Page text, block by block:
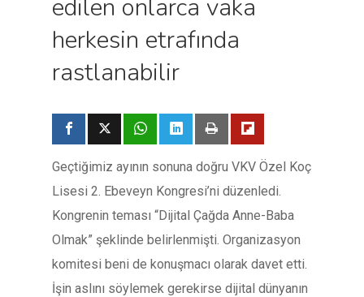
edilen onlarca vaka
herkesin etrafında
rastlanabilir
Geçtiğimiz ayının sonuna doğru VKV Özel Koç
Lisesi 2. Ebeveyn Kongresi’ni düzenledi.
Kongrenin teması “Dijital Çağda Anne-Baba
Olmak” şeklinde belirlenmişti. Organizasyon
komitesi beni de konuşmacı olarak davet etti.
İşin aslını söylemek gerekirse dijital dünyanın